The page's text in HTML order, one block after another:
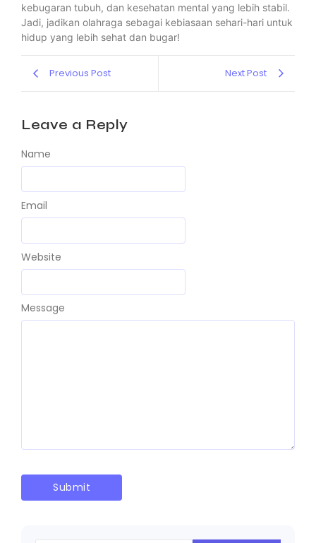
kebugaran tubuh, dan kesehatan mental yang lebih stabil.
Jadi, jadikan olahraga sebagai kebiasaan sehari-hari untuk
hidup yang lebih sehat dan bugar!
Previous Post Next Post
Leave a Reply
Message
Name
Email
Website